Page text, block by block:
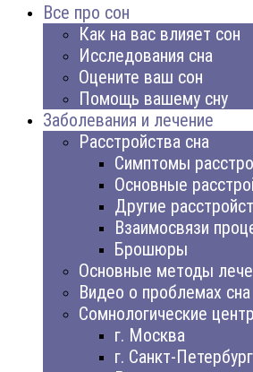
Все про сон
Как на вас влияет сон
Исследования сна
Оцените ваш сон
Помощь вашему сну
Заболевания и лечение
Расстройства сна
Симптомы
Основные
Другие
Взаимосвязи
Брошюры
Основные методы
Видео о проблемах сна
Сомнологические
г. Москва
г. Санкт-Петербург